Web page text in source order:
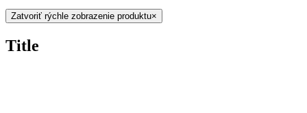
Zatvoriť rýchle zobrazenie produktu×
Title